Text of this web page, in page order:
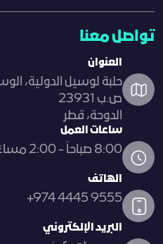
تواصل معنا
العنوان
حلبة لوسيل الدولية،
ص.ب 23931
الدوحة، قطر
ساعات العمل
8:00 صباحاً - 2:00 مساءً
الهاتف
+974 4445 9555
البريد الإلكتروني